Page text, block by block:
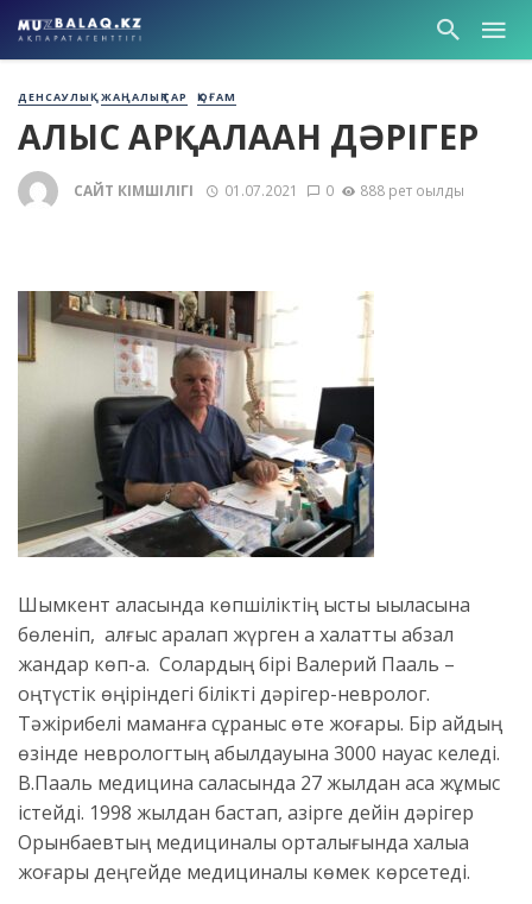
ДЕНСАУЛЫҚ ЖАҢАЛЫҚТАР ҚОҒАМ
АЛҒЫС АРҚАЛАҒАН ДӘРІГЕР
САЙТ ӘКІМШІЛІГІ 01.07.2021 0 888 рет оқылды
Шымкент қаласында көпшіліктің ыстық ықыласына
бөленіп, алғыс арқалап жүрген ақ халатты абзал
жандар көп-ақ. Солардың бірі Валерий Пааль –
оңтүстік өңіріндегі білікті дәрігер-невролог.
Тәжірибелі маманға сұраныс өте жоғары. Бір айдың
өзінде неврологтың қабылдауына 3000 науқас келеді.
В.Пааль медицина саласында 27 жылдан аса жұмыс
істейді. 1998 жылдан бастап, қазірге дейін дәрігер
Орынбаевтың медициналық орталығында халыққа
жоғары деңгейде медициналық көмек көрсетеді.